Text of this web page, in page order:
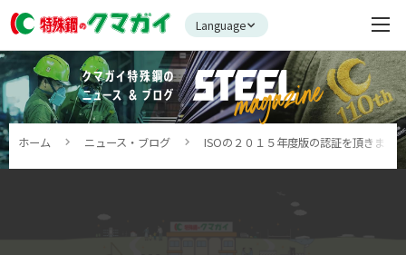
Language
ホーム ニュース・ブログ ISOの２０１５年度版の認証を頂きまし